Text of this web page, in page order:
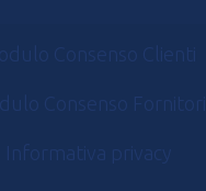
Consenso Clienti
Consenso Fornitori
Informativa privacy